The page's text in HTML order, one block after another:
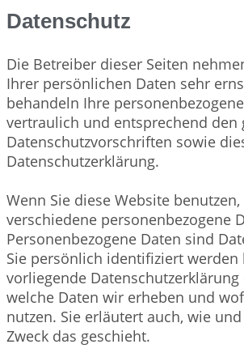
Datenschutz
Die Betreiber dieser Seiten
Ihrer persönlichen Daten sehr
behandeln Ihre
vertraulich und entsprechend den
Datenschutzvorschriften sowie
Datenschutzerklärung.
Wenn Sie diese Website
verschiedene personenbezogene
Personenbezogene Daten sind
Sie persönlich identifiziert werden
vorliegende Datenschutzerklärung
welche Daten wir erheben und
nutzen. Sie erläutert auch, wie
Zweck das geschieht.